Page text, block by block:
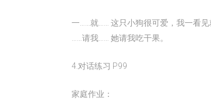
一……就…… 这只小狗很可爱，我一看见
……请我…… 她请我吃干果。
4.对话练习 P99
家庭作业：